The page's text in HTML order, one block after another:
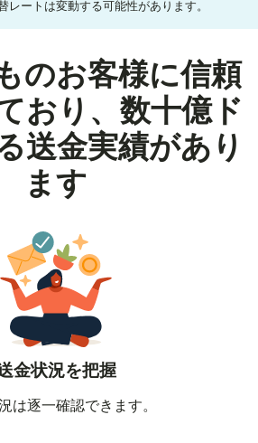
レートは変動する可能性があります。
のお客様に信頼
おり、数十億ド
送金実績があり
ます
金状況を把握
は逐一確認できます。